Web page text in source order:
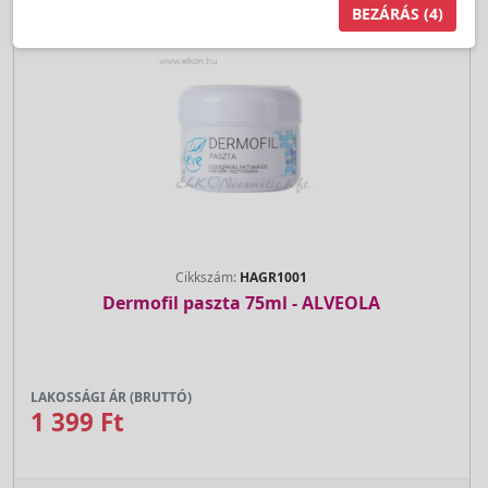
Cikkszám: HAGR1001
Dermofil paszta 75ml - ALVEOLA
LAKOSSÁGI ÁR (BRUTTÓ)
1 399 Ft
BEZÁRÁS (4)